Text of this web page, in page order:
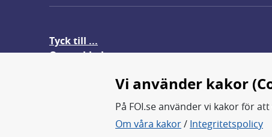
Tyck till ...
Om webbplatsen
FOI forskar för en säkrare värld.
Vi använder kakor
På FOI.se använder vi kakor för
Om våra kakor/ Integritetspolicy